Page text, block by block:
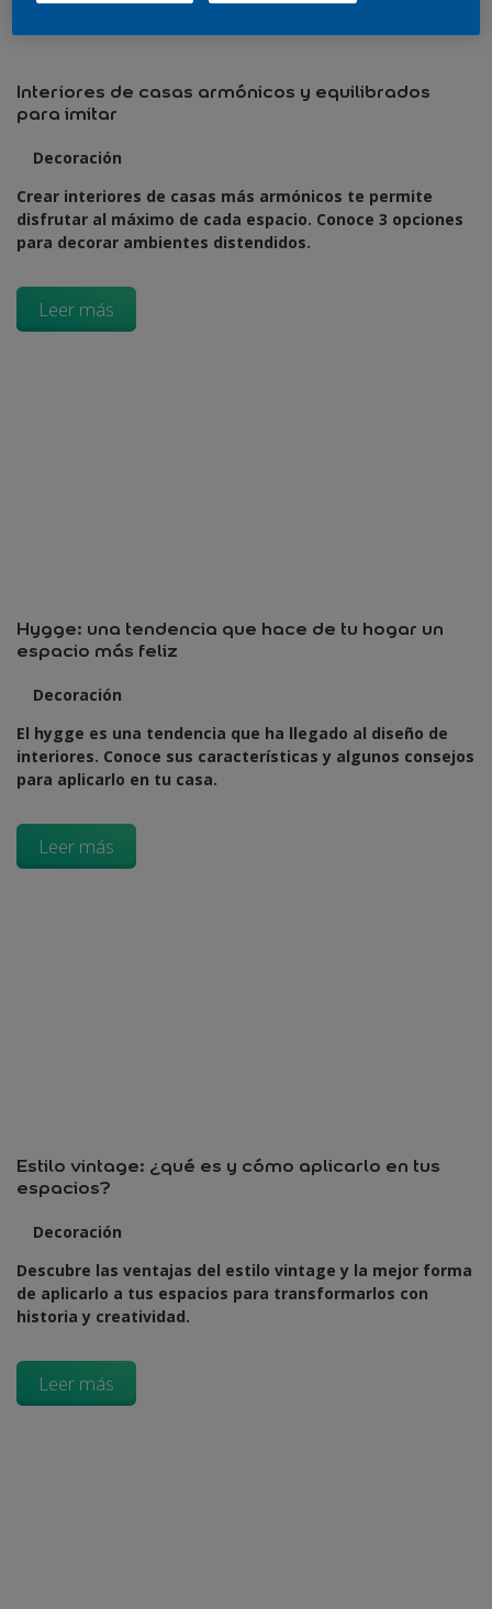
Interiores de casas armónicos y equilibrados
para imitar
Decoración
Crear interiores de casas más armónicos te permite
disfrutar al máximo de cada espacio. Conoce 3 opciones
para decorar ambientes distendidos.
Leer más
Hygge: una tendencia que hace de tu hogar un
espacio más feliz
Decoración
El hygge es una tendencia que ha llegado al diseño de
interiores. Conoce sus características y algunos consejos
para aplicarlo en tu casa.
Leer más
Estilo vintage: ¿qué es y cómo aplicarlo en tus
espacios?
Decoración
Descubre las ventajas del estilo vintage y la mejor forma
de aplicarlo a tus espacios para transformarlos con
historia y creatividad.
Leer más